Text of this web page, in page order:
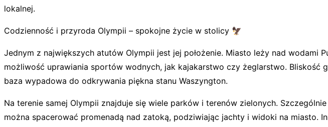
lokalnej.
Codzienność i przyroda Olympii – spokojne życie w stolicy 🦅
Jednym z największych atutów Olympii jest jej położenie. Miasto leży nad wodami
możliwość uprawiania sportów wodnych, jak kajakarstwo czy żeglarstwo. Bliskość
baza wypadowa do odkrywania piękna stanu Waszyngton.
Na terenie samej Olympii znajduje się wiele parków i terenów zielonych.
można spacerować promenadą nad zatoką, podziwiając jachty i widoki na miasto.